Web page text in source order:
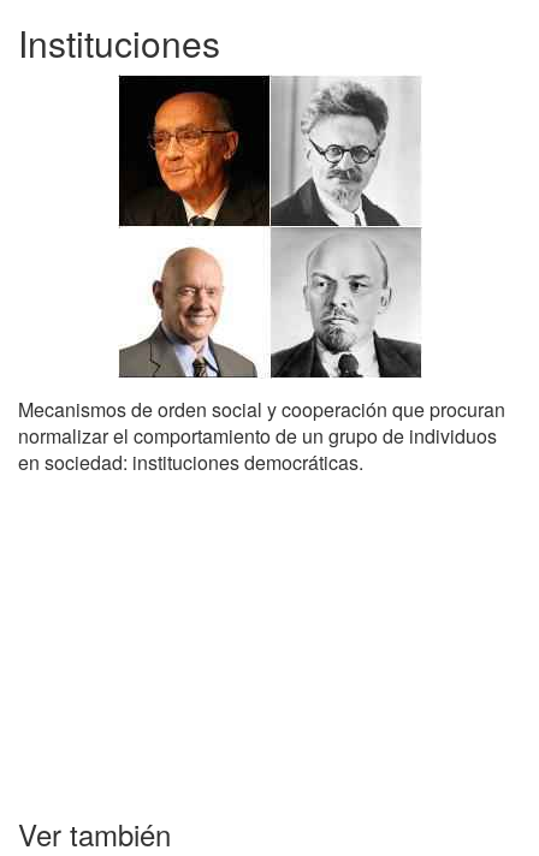
Instituciones
Mecanismos de orden social y cooperación que procuran
normalizar el comportamiento de un grupo de individuos
en sociedad: instituciones democráticas.
Ver también